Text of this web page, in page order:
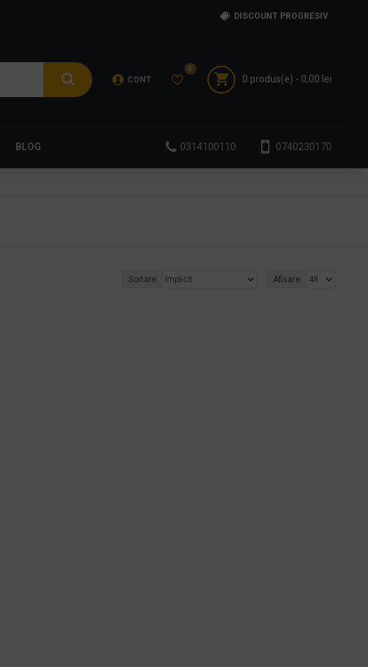
DISCOUNT PROGRESIV
CONT
0
0 produs(e) - 0,00 lei
BLOG 0314100110 0740230170
Sortare Afisare